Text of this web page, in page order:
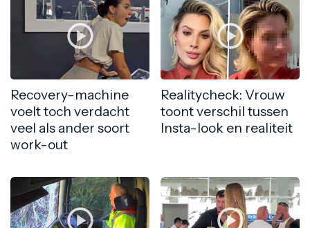
Recovery-machine
voelt toch verdacht
veel als ander soort
work-out
Realitycheck: Vrouw
toont verschil tussen
Insta-look en realiteit